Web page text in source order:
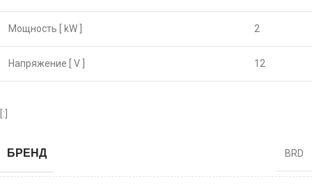
Мощность [ kW ] 2
Напряжение [ V ] 12
[:]
БРЕНД BRD